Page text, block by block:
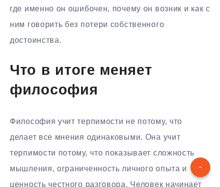
где именно он ошибочен, почему он возник и как с
ним говорить без потери собственного
достоинства.
Что в итоге меняет
философия
Философия учит терпимости не потому, что
делает все мнения одинаковыми. Она учит
терпимости потому, что показывает сложность
мышления, ограниченность личного опыта и
ценность честного разговора. Человек начинает